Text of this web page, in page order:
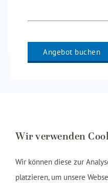
Angebot buchen
Wir verwenden
Wir können diese zur
platzieren, um unsere